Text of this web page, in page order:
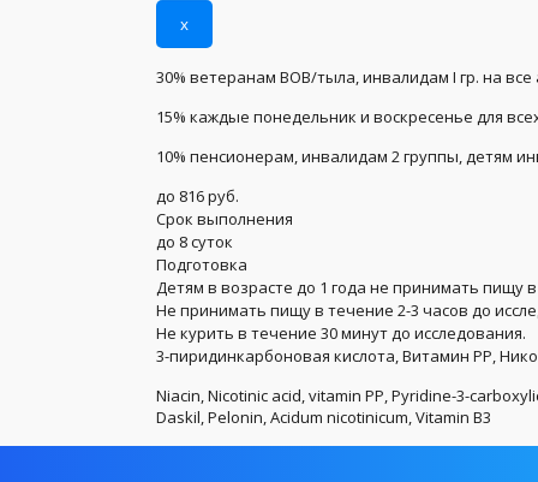
x
30% ветеранам ВОВ/тыла, инвалидам I гр. на
15% каждые понедельник и воскресенье для
10% пенсионерам, инвалидам 2 группы, детям
до 816 руб.
Срок выполнения
до 8 суток
Подготовка
Детям в возрасте до 1 года не принимать пищу
Не принимать пищу в течение 2-3 часов до
Не курить в течение 30 минут до исследования.
3-пиридинкарбоновая кислота, Витамин РР,
Niacin, Nicotinic acid, vitamin PP, Pyridine-3-
Daskil, Pelonin, Acidum nicotinicum, Vitamin B3